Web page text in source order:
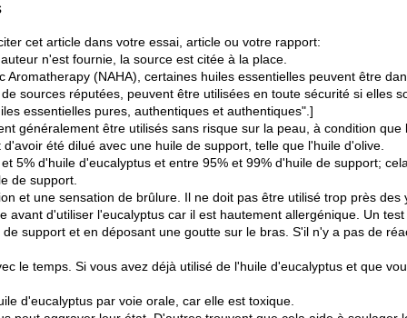
cet article dans votre essai, article ou votre rapport:
n'est fournie, la source est citée à la place.
Aromatherapy (NAHA), certaines huiles essentielles peuvent être
sources réputées, peuvent être utilisées en toute sécurité si elles
essentielles pures, authentiques et authentiques".]
généralement être utilisés sans risque sur la peau, à condition
été dilué avec une huile de support, telle que l'huile d'olive.
5% d'huile d'eucalyptus et entre 95% et 99% d'huile de support;
de support.
et une sensation de brûlure. Il ne doit pas être utilisé trop près des
avant d'utiliser l'eucalyptus car il est hautement allergénique. Un
support et en déposant une goutte sur le bras. S'il n'y a pas de
le temps. Si vous avez déjà utilisé de l'huile d'eucalyptus et que
d'eucalyptus par voie orale, car elle est toxique.